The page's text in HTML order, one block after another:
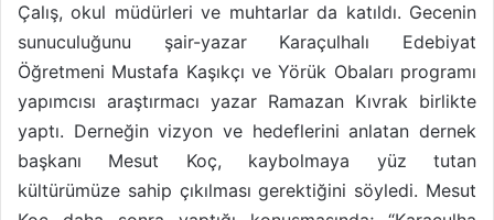
Çalış, okul müdürleri ve muhtarlar da katıldı. Gecenin
sunuculuğunu şair-yazar Karaçulhalı Edebiyat
Öğretmeni Mustafa Kaşıkçı ve Yörük Obaları programı
yapımcısı araştırmacı yazar Ramazan Kıvrak birlikte
yaptı. Derneğin vizyon ve hedeflerini anlatan dernek
başkanı Mesut Koç, kaybolmaya yüz tutan
kültürümüze sahip çıkılması gerektiğini söyledi. Mesut